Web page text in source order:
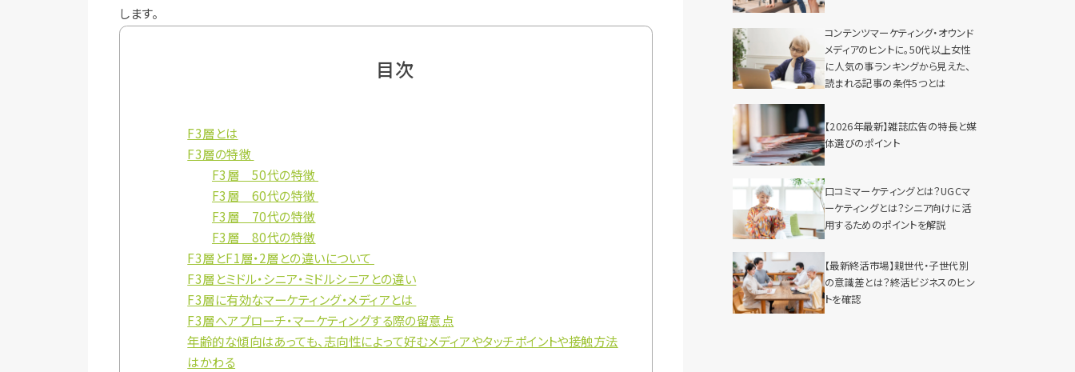
します。
目次
F3層とは
F3層の特徴
F3層 50代の特徴
F3層 60代の特徴
F3層 70代の特徴
F3層 80代の特徴
F3層とF1層・2層との違いについて
F3層とミドル・シニア・ミドルシニアとの違い
F3層に有効なマーケティング・メディアとは
F3層へアプローチ・マーケティングする際の留意点
年齢的な傾向はあっても、志向性によって好むメディアやタッチポイントや接触方法
はかわる
コンテンツマーケティング・オウンド
メディアのヒントに。50代以上女性
に人気の事ランキングから見えた、
読まれる記事の条件5つとは
【2026年最新】雑誌広告の特長と媒
体選びのポイント
口コミマーケティングとは？UGCマ
ーケティングとは？シニア向けに活
用するためのポイントを解説
【最新終活市場】親世代・子世代別
の意識差とは？終活ビジネスのヒン
トを確認